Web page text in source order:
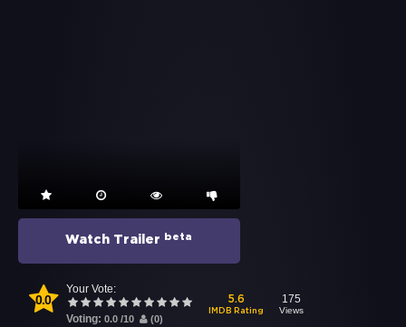
Watch Trailer beta
0.0
Your Vote:
Voting: 0.0 /10 (0)
5.6
IMDB Rating
175
Views